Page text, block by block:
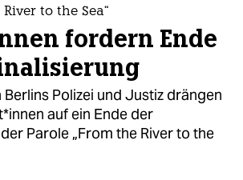
to the Sea“
fordern Ende
Berlins Polizei und Justiz drängen
auf ein Ende der
Parole „From the River to the